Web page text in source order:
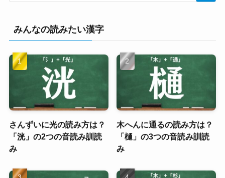
みんなの読みたい漢字
さんずいに光の読み方は？
「洸」の2つの音読み訓読
み
木へんに通るの読み方は？
「樋」の3つの音読み訓読
み